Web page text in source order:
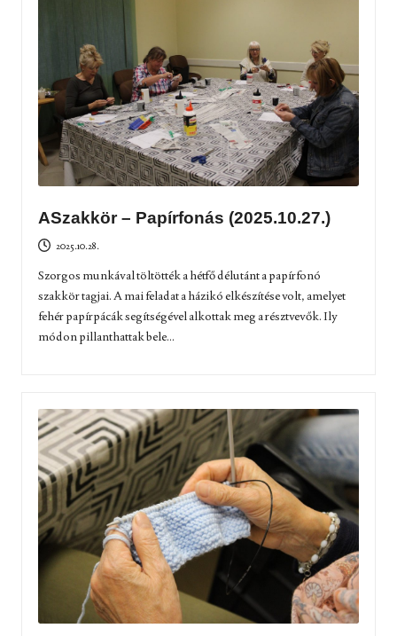
ASzakkör – Papírfonás (2025.10.27.)
2025.10.28.
Szorgos munkával töltötték a hétfő délutánt a papírfonó
szakkör tagjai. A mai feladat a házikó elkészítése volt, amelyet
fehér papírpácák segítségével alkottak meg a résztvevők. Ily
módon pillanthattak bele...